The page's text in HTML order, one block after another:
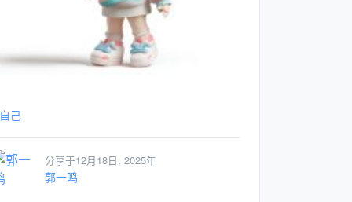
己
分享于12月18日, 2025年
郭一鸣